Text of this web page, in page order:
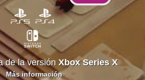
de la versión Xbox Series X
Más información